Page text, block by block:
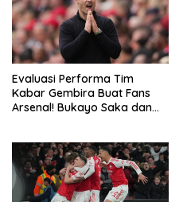
Evaluasi Performa Tim
Kabar Gembira Buat Fans
Arsenal! Bukayo Saka dan